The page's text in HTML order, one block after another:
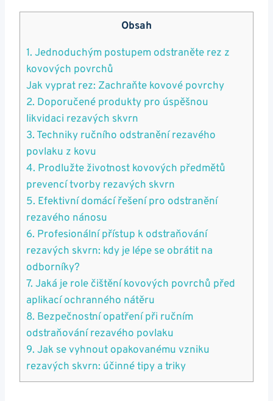
Obsah
1. Jednoduchým postupem odstraněte rez z
kovových povrchů
Jak vyprat rez: Zachraňte kovové povrchy
2. Doporučené produkty pro úspěšnou
likvidaci rezavých skvrn
3. Techniky ručního odstranění rezavého
povlaku z kovu
4. Prodlužte životnost kovových předmětů
prevencí tvorby rezavých skvrn
5. Efektivní domácí řešení pro odstranění
rezavého nánosu
6. Profesionální přístup k odstraňování
rezavých skvrn: kdy je lépe se obrátit na
odborníky?
7. Jaká je role čištění kovových povrchů před
aplikací ochranného nátěru
8. Bezpečnostní opatření při ručním
odstraňování rezavého povlaku
9. Jak se vyhnout opakovanému vzniku
rezavých skvrn: účinné tipy a triky